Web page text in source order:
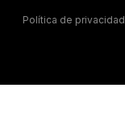
Política de privacidad